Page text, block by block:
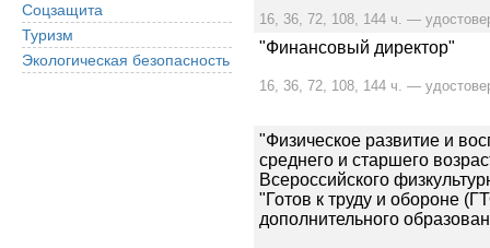
Соцзащита
Туризм
Экологическая безопасность
16, 36, 72, 108, 144 ч. —
"Финансовый директор"
16, 36, 72, 108, 144 ч. —
"Физическое развитие и
среднего и старшего
Всероссийского
"Готов к труду и обороне
дополнительного